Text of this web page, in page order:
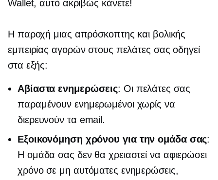
Wallet, αυτό ακριβώς κάνετε!
Η παροχή μιας απρόσκοπτης και βολικής
εμπειρίας αγορών στους πελάτες σας οδηγεί
στα εξής:
Αβίαστα ενημερώσεις: Οι πελάτες σας
παραμένουν ενημερωμένοι χωρίς να
διερευνούν τα email.
Εξοικονόμηση χρόνου για την ομάδα σας:
Η ομάδα σας δεν θα χρειαστεί να αφιερώσει
χρόνο σε μη αυτόματες ενημερώσεις,